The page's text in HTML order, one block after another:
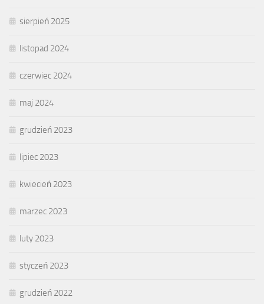
sierpień 2025
listopad 2024
czerwiec 2024
maj 2024
grudzień 2023
lipiec 2023
kwiecień 2023
marzec 2023
luty 2023
styczeń 2023
grudzień 2022